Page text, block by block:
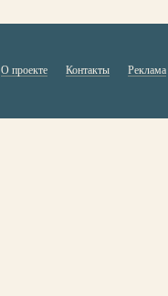
О проекте Контакты Реклама